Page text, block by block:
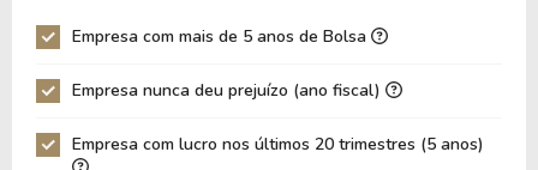
ROE
9,69%
ROIC
10,00%
ROA
3,10%
3,76%
Empresa com mais de 5 anos de Bolsa
Empresa nunca deu prejuízo (ano fiscal)
Empresa com lucro nos últimos 20 trimestres (5 anos)